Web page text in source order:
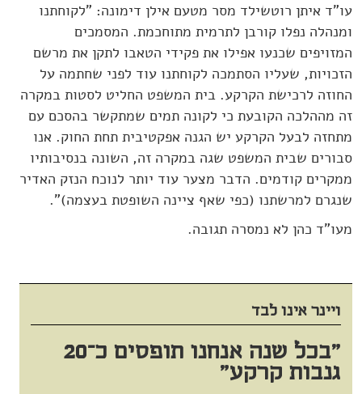
עו"ד איתן רוטשילד מסר מטעם אילן דימונה: "לקוחתנו
ומנהלה נפלו קורבן לתרמית מתוחכמת. המסמכים
המזויפים שכנעו אפילו את פקידי הטאבו לתקן את מרשם
הזכויות, שעליו הסתמכה לקוחתנו עוד לפני שחתמה על
החוזה לרכישת הקרקע. בית המשפט החליט לסטות במקרה
זה מההלכה הקובעת כי לקונה תמים שמתקשר בהסכם עם
מתחזה לבעל הקרקע יש הגנה אפקטיבית תחת החוק. אנו
סבורים שבית המשפט שגה במקרה זה, השונה בנסיבותיו
ממקרים קודמים. הדבר מצער עוד יותר לנוכח הנזק האדיר
שנגרם למרשתנו (כפי שאף ציינה השופטת בעצמה)".
מעו"ד כהן לא נמסרה תגובה.
ויינר אינו לבד
"בכל שנה אנחנו תופסים כ־20
גנבות קרקע"